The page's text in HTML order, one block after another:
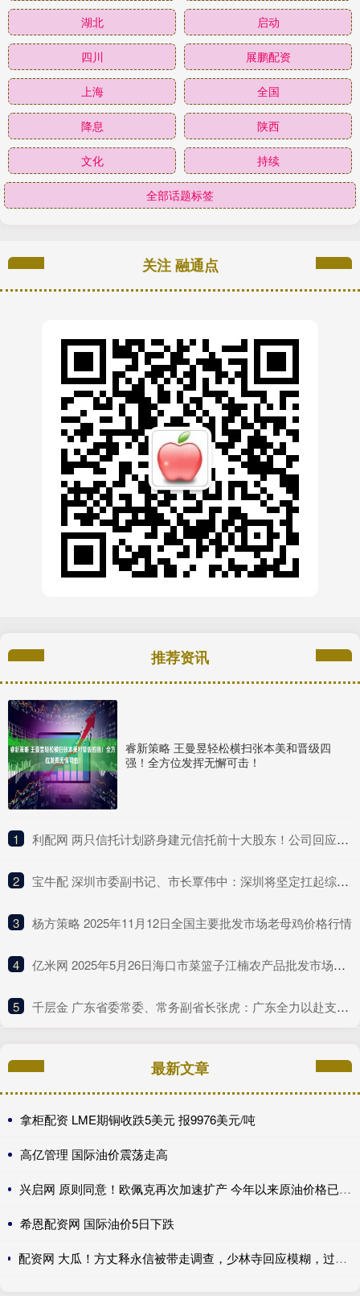
湖北 启动
四川 展鹏配资
上海 全国
降息 陕西
文化 持续
全部话题标签
关注 融通点
推荐资讯
睿新策略 王曼昱轻松横扫张本美和晋级四
强！全方位发挥无懈可击！
1 ​利配网 两只信托计划跻身建元信托前十大股东！公司回应不分红与未来盈利点
2 ​宝牛配 深圳市委副书记、市长覃伟中：深圳将坚定扛起综合改革试点主体责任
3 ​杨方策略 2025年11月12日全国主要批发市场老母鸡价格行情
4 ​亿米网 2025年5月26日海口市菜篮子江楠农产品批发市场有限公司价格行情
5 ​千层金 广东省委常委、常务副省长张虎：广东全力以赴支持深圳的改革探索
最新文章
拿柜配资 LME期铜收跌5美元 报9976美元/吨
高亿管理 国际油价震荡走高
兴启网 原则同意！欧佩克再次加速扩产 今年以来原油价格已回落13.77%
希恩配资网 国际油价5日下跌
配资网 大瓜！方丈释永信被带走调查，少林寺回应模糊，过往争议再被扒_问题_消息_商业化